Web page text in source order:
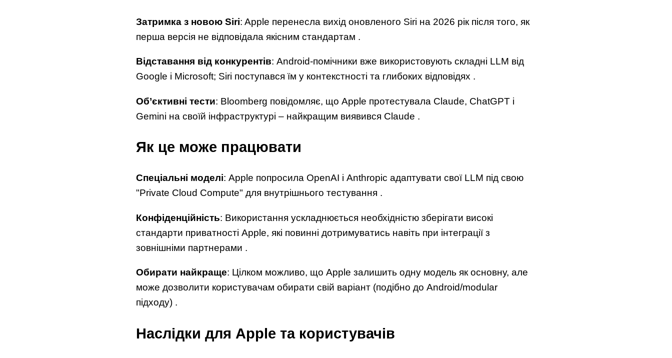
Затримка з новою Siri: Apple перенесла вихід оновленого Siri на 2026 рік після того, як
перша версія не відповідала якісним стандартам .
Відставання від конкурентів: Android‑помічники вже використовують складні LLM від
Google і Microsoft; Siri поступався їм у контекстності та глибоких відповідях .
Об’єктивні тести: Bloomberg повідомляє, що Apple протестувала Claude, ChatGPT і
Gemini на своїй інфраструктурі – найкращим виявився Claude .
Як це може працювати
Спеціальні моделі: Apple попросила OpenAI і Anthropic адаптувати свої LLM під свою
"Private Cloud Compute" для внутрішнього тестування .
Конфіденційність: Використання ускладнюється необхідністю зберігати високі
стандарти приватності Apple, які повинні дотримуватись навіть при інтеграції з
зовнішніми партнерами .
Обирати найкраще: Цілком можливо, що Apple залишить одну модель як основну, але
може дозволити користувачам обирати свій варіант (подібно до Android/modular
підходу) .
Наслідки для Apple та користувачів